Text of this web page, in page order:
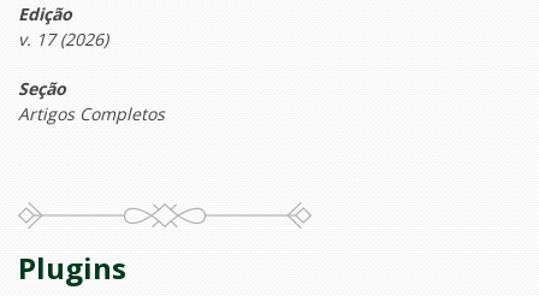
Edição
v. 17 (2026)
Seção
Artigos Completos
Plugins